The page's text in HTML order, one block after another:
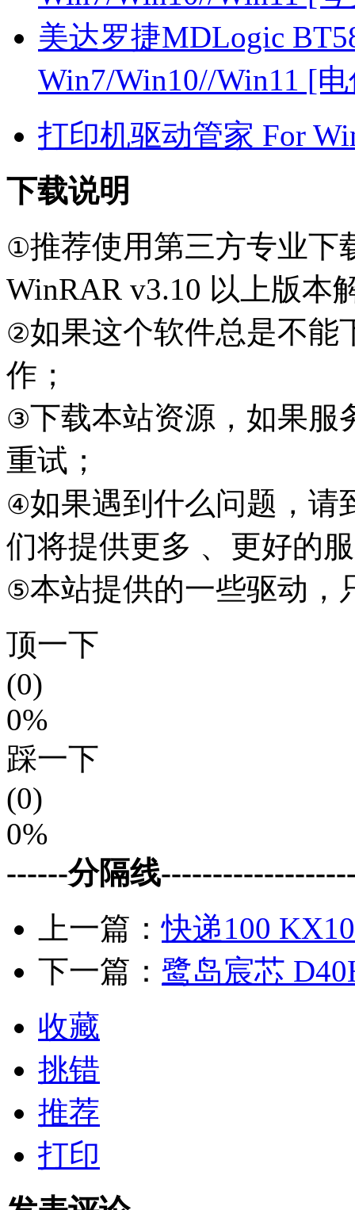
美达罗捷MDLogic
Win7/Win10//Win11 [
打印机驱动管家 For
下载说明
①推荐使用第三方专业下
WinRAR v3.10 以上版本
②如果这个软件总是不能
作；
③下载本站资源，如果服
重试；
④如果遇到什么问题，请
们将提供更多 、更好的
⑤本站提供的一些驱动，
顶一下
(0)
0%
踩一下
(0)
0%
------分隔线
上一篇：快递100
下一篇： 鹭岛宸芯
收藏
挑错
推荐
打印